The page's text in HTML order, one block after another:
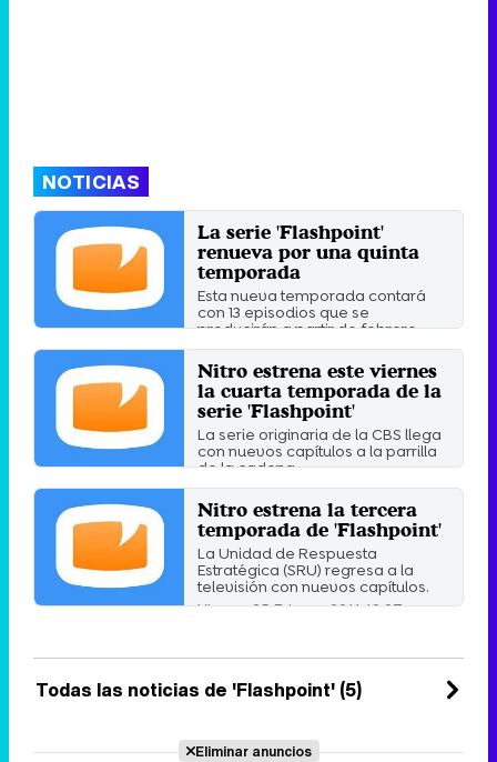
NOTICIAS
La serie 'Flashpoint'
renueva por una quinta
temporada
Esta nueva temporada contará
con 13 episodios que se
producirán a partir de febrero.
Martes 3 Enero 2012 17:50
Nitro estrena este viernes
la cuarta temporada de la
serie 'Flashpoint'
La serie originaria de la CBS llega
con nuevos capítulos a la parrilla
de la cadena ...
Viernes 16 Diciembre 2011 13:55
Nitro estrena la tercera
temporada de 'Flashpoint'
La Unidad de Respuesta
Estratégica (SRU) regresa a la
televisión con nuevos capítulos.
Viernes 25 Febrero 2011 10:27
Todas las noticias de 'Flashpoint' (5)
Eliminar anuncios